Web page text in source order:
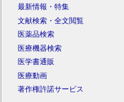
最新情報・特集
文献検索・全文閲覧
医薬品検索
医療機器検索
医学書通販
医療動画
著作権許諾サービス